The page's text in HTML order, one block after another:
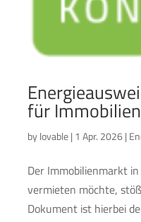
für
bylovable|1 Apr. 2026|
Der Immobilienmarkt
vermieten möchte,
Dokument ist hierbei